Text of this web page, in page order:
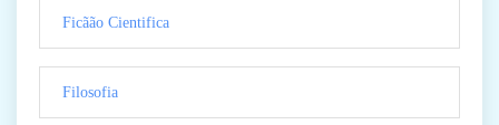
Ficãão Cientifica
Filosofia